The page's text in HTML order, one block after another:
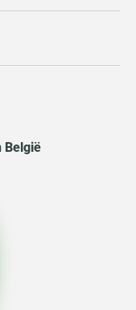
België